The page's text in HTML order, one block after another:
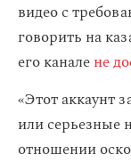
видео с
говорить на
его каналене
«Этот аккаунт
или серьезные
отношении